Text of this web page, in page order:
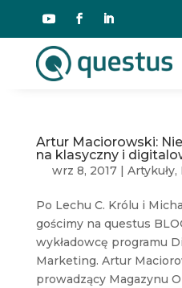
Artur Maciorowski:
na klasyczny i
wrz 8, 2017| Artykuły,
Po Lechu C. Królu i
gościmy na questus
wykładowcę programu
Marketing. Artur
prowadzący Magazynu